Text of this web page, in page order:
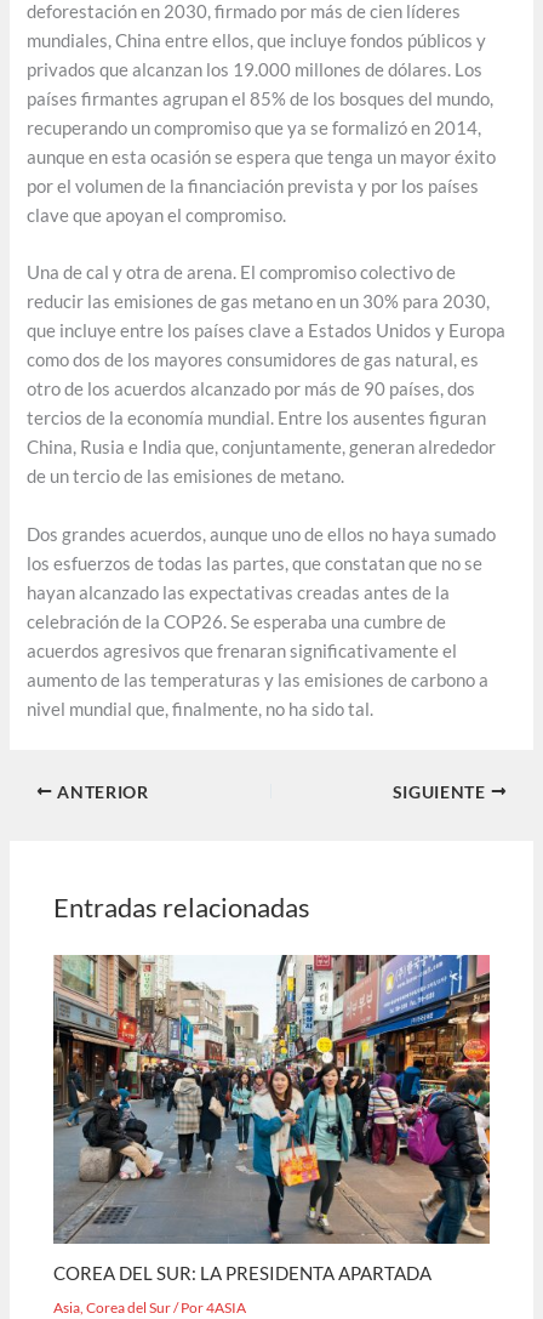
deforestación en 2030, firmado por más de cien líderes
mundiales, China entre ellos, que incluye fondos públicos y
privados que alcanzan los 19.000 millones de dólares. Los
países firmantes agrupan el 85% de los bosques del mundo,
recuperando un compromiso que ya se formalizó en 2014,
aunque en esta ocasión se espera que tenga un mayor éxito
por el volumen de la financiación prevista y por los países
clave que apoyan el compromiso.
Una de cal y otra de arena. El compromiso colectivo de
reducir las emisiones de gas metano en un 30% para 2030,
que incluye entre los países clave a Estados Unidos y Europa
como dos de los mayores consumidores de gas natural, es
otro de los acuerdos alcanzado por más de 90 países, dos
tercios de la economía mundial. Entre los ausentes figuran
China, Rusia e India que, conjuntamente, generan alrededor
de un tercio de las emisiones de metano.
Dos grandes acuerdos, aunque uno de ellos no haya sumado
los esfuerzos de todas las partes, que constatan que no se
hayan alcanzado las expectativas creadas antes de la
celebración de la COP26. Se esperaba una cumbre de
acuerdos agresivos que frenaran significativamente el
aumento de las temperaturas y las emisiones de carbono a
nivel mundial que, finalmente, no ha sido tal.
ANTERIOR SIGUIENTE
Entradas relacionadas
COREA DEL SUR: LA PRESIDENTA APARTADA
Asia,Corea del Sur/ Por4ASIA